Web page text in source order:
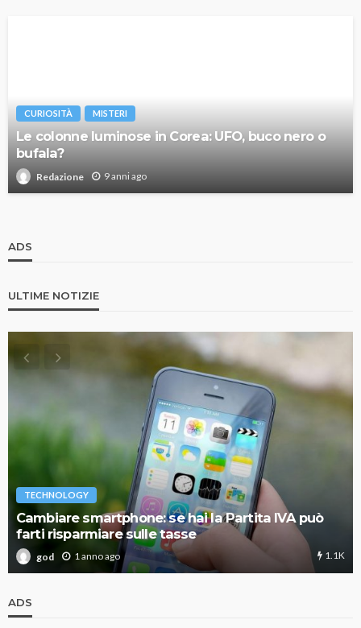
CURIOSITÀ MISTERI
Le colonne luminose in Corea: UFO, buco nero o
bufala?
Redazione 9 anni ago
ADS
ULTIME NOTIZIE
TECHNOLOGY
Cambiare smartphone: se hai la Partita IVA può
farti risparmiare sulle tasse
god 1 anno ago 1.1K
ADS